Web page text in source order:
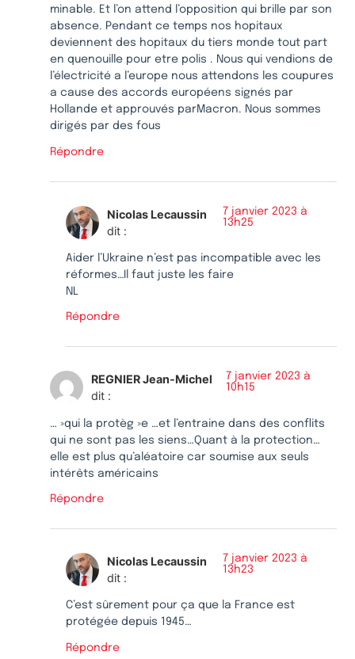
minable. Et l’on attend l’opposition qui brille par son
absence. Pendant ce temps nos hopitaux
deviennent des hopitaux du tiers monde tout part
en quenouille pour etre polis . Nous qui vendions de
l’électricité a l’europe nous attendons les coupures
a cause des accords européens signés par
Hollande et approuvés parMacron. Nous sommes
dirigés par des fous
Répondre
Nicolas Lecaussin
dit :
7 janvier 2023 à
13h25
Aider l’Ukraine n’est pas incompatible avec les
réformes…Il faut juste les faire
NL
Répondre
REGNIER Jean-Michel
dit :
7 janvier 2023 à
10h15
… »qui la protèg »e …et l’entraine dans des conflits
qui ne sont pas les siens…Quant à la protection…
elle est plus qu’aléatoire car soumise aux seuls
intérêts américains
Répondre
Nicolas Lecaussin
dit :
7 janvier 2023 à
13h23
C’est sûrement pour ça que la France est
protégée depuis 1945…
Répondre